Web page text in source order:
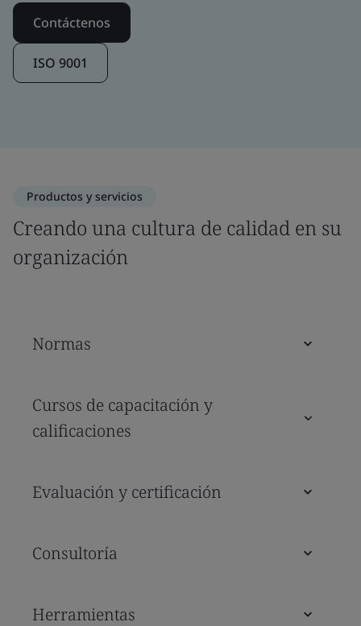
Contáctenos
ISO 9001
Productos y servicios
Creando una cultura de calidad en su
organización
Normas
Cursos de capacitación y
calificaciones
Evaluación y certificación
Consultoría
Herramientas